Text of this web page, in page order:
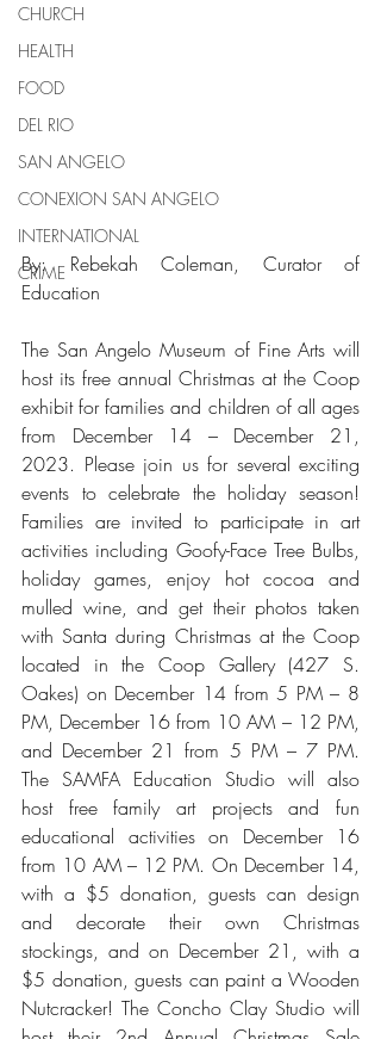
CHURCH
HEALTH
FOOD
DEL RIO
SAN ANGELO
CONEXION SAN ANGELO
INTERNATIONAL
CRIME
By: Rebekah Coleman, Curator of
Education
The San Angelo Museum of Fine Arts will
host its free annual Christmas at the Coop
exhibit for families and children of all ages
from December 14 – December 21,
2023. Please join us for several exciting
events to celebrate the holiday season!
Families are invited to participate in art
activities including Goofy-Face Tree Bulbs,
holiday games, enjoy hot cocoa and
mulled wine, and get their photos taken
with Santa during Christmas at the Coop
located in the Coop Gallery (427 S.
Oakes) on December 14 from 5 PM – 8
PM, December 16 from 10 AM – 12 PM,
and December 21 from 5 PM – 7 PM.
The SAMFA Education Studio will also
host free family art projects and fun
educational activities on December 16
from 10 AM – 12 PM. On December 14,
with a $5 donation, guests can design
and decorate their own Christmas
stockings, and on December 21, with a
$5 donation, guests can paint a Wooden
Nutcracker! The Concho Clay Studio will